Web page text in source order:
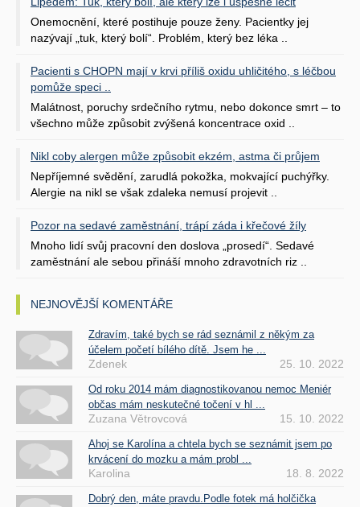
Onemocnění, které postihuje pouze ženy. Pacientky jej
nazývají „tuk, který bolí“. Problém, který bez léka ..
Pacienti s CHOPN mají v krvi příliš oxidu uhličitého, s léčbou
pomůže speci ..
Malátnost, poruchy srdečního rytmu, nebo dokonce smrt – to
všechno může způsobit zvýšená koncentrace oxid ..
Nikl coby alergen může způsobit ekzém, astma či průjem
Nepříjemné svědění, zarudlá pokožka, mokvající puchýřky.
Alergie na nikl se však zdaleka nemusí projevit ..
Pozor na sedavé zaměstnání, trápí záda i křečové žíly
Mnoho lidí svůj pracovní den doslova „prosedí“. Sedavé
zaměstnání ale sebou přináší mnoho zdravotních riz ..
NEJNOVĚJŠÍ KOMENTÁŘE
Zdravím, také bych se rád seznámil z někým za
účelem početí bílého dítě. Jsem he ...
Zdenek 25. 10. 2022
Od roku 2014 mám diagnostikovanou nemoc Meniér
občas mám neskutečné točení v hl ...
Zuzana Větrovcová 15. 10. 2022
Ahoj se Karolína a chtela bych se seznámit jsem po
krvácení do mozku a mám probl ...
Karolina 18. 8. 2022
Dobrý den, máte pravdu.Podle fotek má holčička